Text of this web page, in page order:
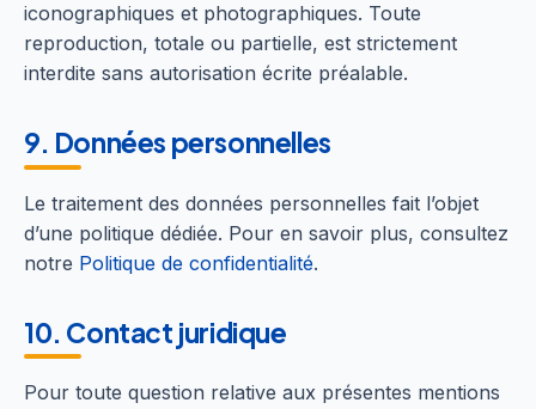
iconographiques et photographiques. Toute
reproduction, totale ou partielle, est strictement
interdite sans autorisation écrite préalable.
9. Données personnelles
Le traitement des données personnelles fait l’objet
d’une politique dédiée. Pour en savoir plus, consultez
notre Politique de confidentialité.
10. Contact juridique
Pour toute question relative aux présentes mentions